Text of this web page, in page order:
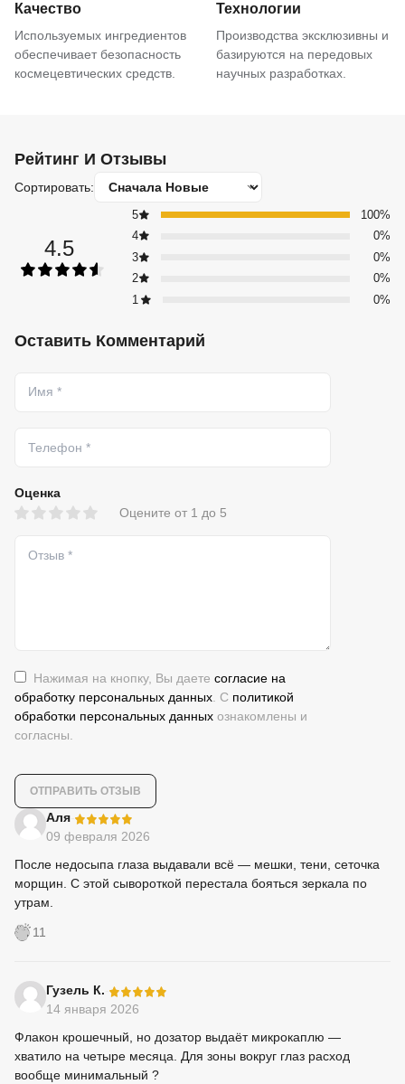
Качество
Используемых ингредиентов
обеспечивает безопасность
космецевтических средств.
Технологии
Производства эксклюзивны и
базируются на передовых
научных разработках.
Рейтинг И Отзывы
Сортировать:
4.5
5
100%
4
0%
3
0%
2
0%
1
0%
Оставить Комментарий
Оценка
Оцените от 1 до 5
Нажимая на кнопку, Вы даете согласие на
обработку персональных данных . С политикой
обработки персональных данных ознакомлены и
согласны.
Аля
09 февраля 2026
После недосыпа глаза выдавали всё — мешки, тени, сеточка
морщин. С этой сывороткой перестала бояться зеркала по
утрам.
11
Гузель К.
14 января 2026
Флакон крошечный, но дозатор выдаёт микрокаплю —
хватило на четыре месяца. Для зоны вокруг глаз расход
вообще минимальный ?